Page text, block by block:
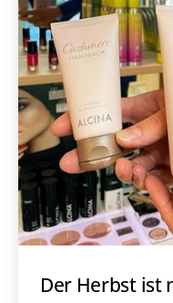
Der Herbst ist